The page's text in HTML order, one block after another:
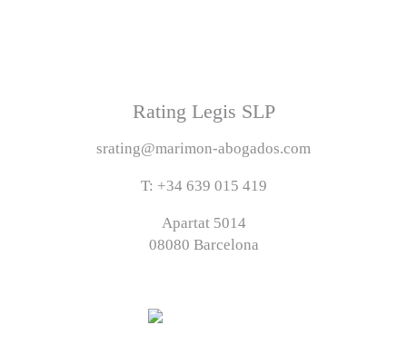
Rating Legis SLP
srating@marimon-abogados.com
T: +34 639 015 419
Apartat 5014
08080 Barcelona